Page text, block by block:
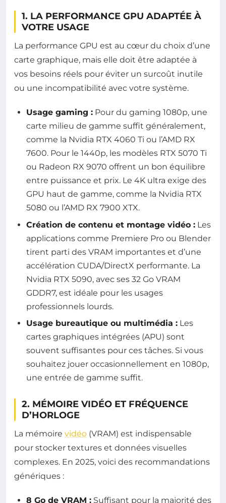
1. LA PERFORMANCE GPU ADAPTÉE À
VOTRE USAGE
La performance GPU est au cœur du choix d’une
carte graphique, mais elle doit être adaptée à
vos besoins réels pour éviter un surcoût inutile
ou une incompatibilité avec votre système.
Usage gaming : Pour du gaming 1080p, une
carte milieu de gamme suffit généralement,
comme la Nvidia RTX 4060 Ti ou l’AMD RX
7600. Pour le 1440p, les modèles RTX 5070 Ti
ou Radeon RX 9070 offrent un bon équilibre
entre puissance et prix. Le 4K ultra exige des
GPU haut de gamme, comme la Nvidia RTX
5080 ou l’AMD RX 7900 XTX.
Création de contenu et montage vidéo : Les
applications comme Premiere Pro ou Blender
tirent parti des VRAM importantes et d’une
accélération CUDA/DirectX performante. La
Nvidia RTX 5090, avec ses 32 Go VRAM
GDDR7, est idéale pour les usages
professionnels lourds.
Usage bureautique ou multimédia : Les
cartes graphiques intégrées (APU) sont
souvent suffisantes pour ces tâches. Si vous
souhaitez jouer occasionnellement en 1080p,
une entrée de gamme suffit.
2. MÉMOIRE VIDÉO ET FRÉQUENCE
D’HORLOGE
La mémoire vidéo (VRAM) est indispensable
pour stocker textures et données visuelles
complexes. En 2025, voici des recommandations
génériques :
8 Go de VRAM : Suffisant pour la majorité des